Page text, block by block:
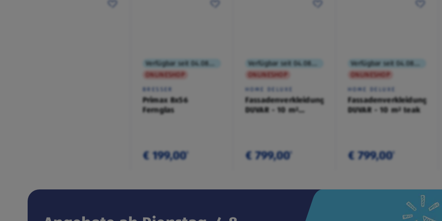
ONLINESHOP
BRESSER
Primax 8x56
Fernglas
€ 199,00¹
ONLINESHOP
HOME DELUXE
Fassadenverkleidung
DUVAR - 10 m²
€ 799,00¹
ONLINESHOP
HOME DELUXE
Fassadenverkleidung
DUVAR - 10 m² teak
€ 799,00¹